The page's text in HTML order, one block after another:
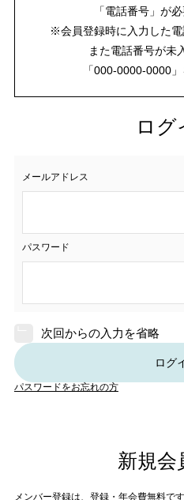
「電話番号」が
※会員登録時に入力した電
また電話番号が未
「000-0000-0000
ログ
メールアドレス
パスワード
次回からの入力を省略
ログ
パスワードをお忘れの方
新規会
メンバー登録は、登録・年会費無料です